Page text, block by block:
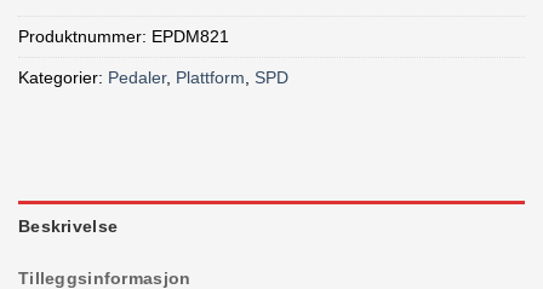
Produktnummer: EPDM821
Kategorier: Pedaler, Plattform SPD
Beskrivelse
Tilleggsinformasjon